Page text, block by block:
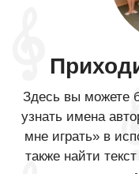
Здесь вы можете
узнать имена
мне играть» в
также найти